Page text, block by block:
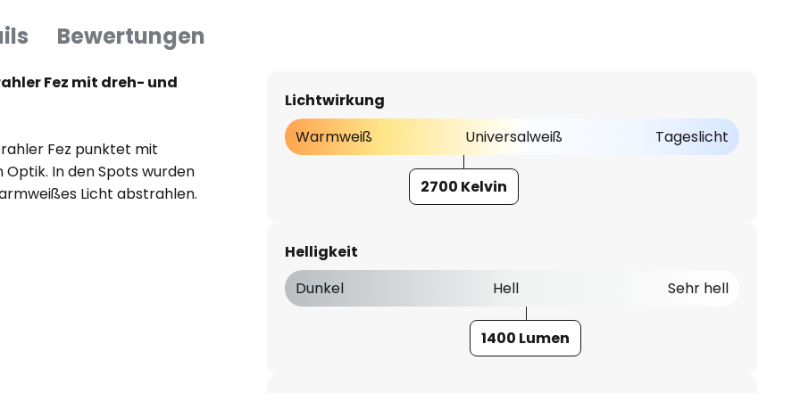
Bewertungen
Fez mit dreh- und
Fez punktet mit
In den Spots wurden
Licht abstrahlen.
Lichtwirkung
Warmweiß
Universalweiß Tageslicht
2700 Kelvin
Helligkeit
Dunkel
Hell Sehr hell
1400 Lumen